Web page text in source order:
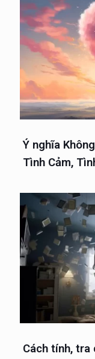
Ý nghĩa
Tình Cảm,
Cách tính, tra